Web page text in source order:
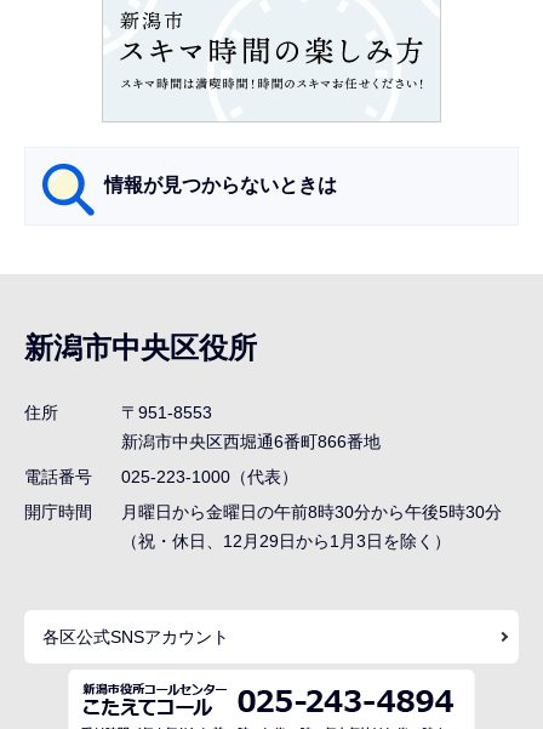
情報が見つからないときは
ナ
ビ
ゲ
シ
ョ
ま
新潟市中央区役所
住所
〒951-8553
新潟市中央区西堀通6番町866番地
電話番号
025-223-1000（代表）
開庁時間
月曜日から金曜日の午前8時30分から午後5時30分
（祝・休日、12月29日から1月3日を除く）
各区公式SNSアカウント